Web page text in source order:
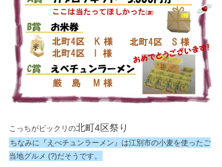
こっちがビックリの北町4区祭り
ちなみに『えべチュンラーメン』は江別市の小麦を使ったご
当地グルメ (?)だそうです。